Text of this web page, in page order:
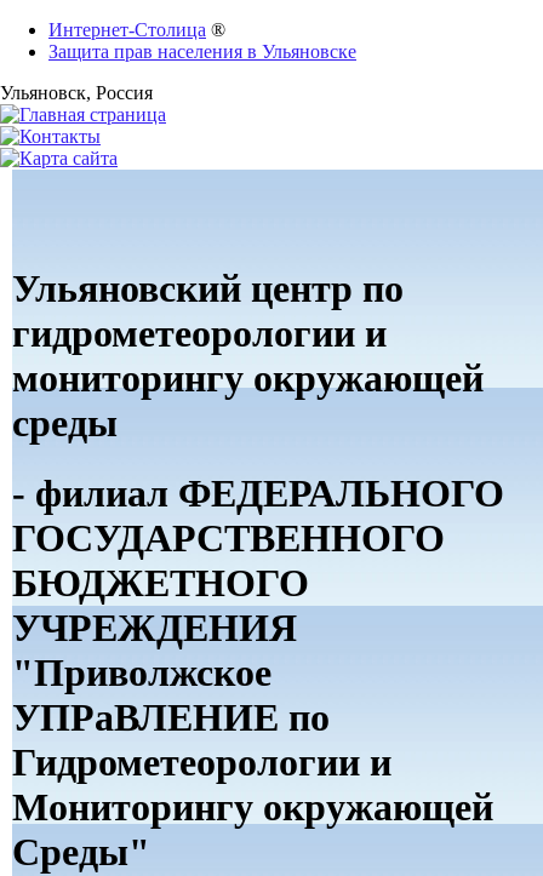
Интернет-Столица ®
Защита прав населения в Ульяновске
Ульяновск, Россия
Ульяновский центр по
гидрометеорологии и
мониторингу окружающей
среды
- филиал ФЕДЕРАЛЬНОГО
ГОСУДАРСТВЕННОГО
БЮДЖЕТНОГО
УЧРЕЖДЕНИЯ
"Приволжское
УПРаВЛЕНИЕ по
Гидрометеорологии и
Мониторингу окружающей
Среды"